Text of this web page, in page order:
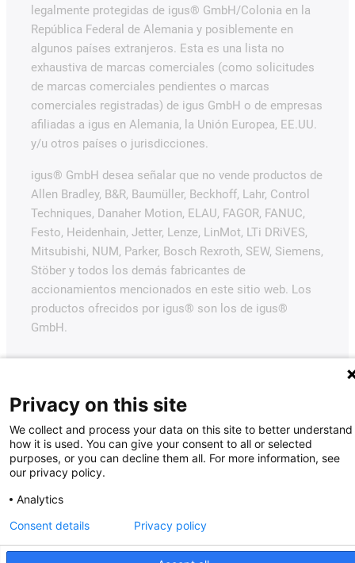
legalmente protegidas de igus® GmbH/Colonia en la
República Federal de Alemania y posiblemente en
algunos países extranjeros. Esta es una lista no
exhaustiva de marcas comerciales (como solicitudes
de marcas comerciales pendientes o marcas
comerciales registradas) de igus GmbH o de empresas
afiliadas a igus en Alemania, la Unión Europea, EE.UU.
y/u otros países o jurisdicciones.
igus® GmbH desea señalar que no vende productos de
Allen Bradley, B&R, Baumüller, Beckhoff, Lahr, Control
Techniques, Danaher Motion, ELAU, FAGOR, FANUC,
Festo, Heidenhain, Jetter, Lenze, LinMot, LTi DRiVES,
Mitsubishi, NUM, Parker, Bosch Rexroth, SEW, Siemens,
Stöber y todos los demás fabricantes de
accionamientos mencionados en este sitio web. Los
productos ofrecidos por igus® son los de igus®
GmbH.
Privacy on this site
We collect and process your data on this site to better understand
how it is used. You can give your consent to all or selected
purposes, or you can decline them all. For more information, see
our privacy policy.
Analytics
Consent details Privacy policy